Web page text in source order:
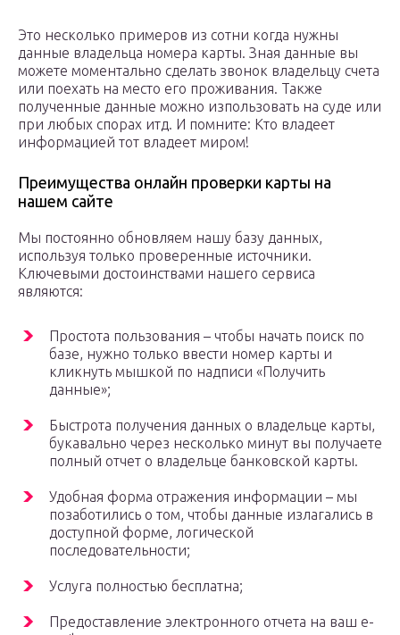
Это несколько примеров из сотни когда нужны
данные владельца номера карты. Зная данные вы
можете моментально сделать звонок владельцу счета
или поехать на место его проживания. Также
полученные данные можно изпользовать на суде или
при любых спорах итд. И помните: Кто владеет
информацией тот владеет миром!
Преимущества онлайн проверки карты на
нашем сайте
Мы постоянно обновляем нашу базу данных,
используя только проверенные источники.
Ключевыми достоинствами нашего сервиса
являются:
Простота пользования – чтобы начать поиск по
базе, нужно только ввести номер карты и
кликнуть мышкой по надписи «Получить
данные»;
Быстрота получения данных о владельце карты,
букавально через несколько минут вы получаете
полный отчет о владельце банковской карты.
Удобная форма отражения информации – мы
позаботились о том, чтобы данные излагались в
доступной форме, логической
последовательности;
Услуга полностью бесплатна;
Предоставление электронного отчета на ваш e-